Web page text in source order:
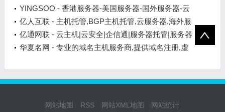
_微端服务器
YINGSOO - 香港服务器-美国服务器-国外服务器-云
服务器租用
亿人互联 - 主机托管,BGP主机托管,云服务器,海外服
务器,云WAF,CDN
亿通网联 - 云主机|云安全|企信通|服务器托管|服务器
租用|系统集成
华夏名网 - 专业的域名主机服务商,提供域名注册,虚
网站地图 RSS 网站XML地图 网站统计